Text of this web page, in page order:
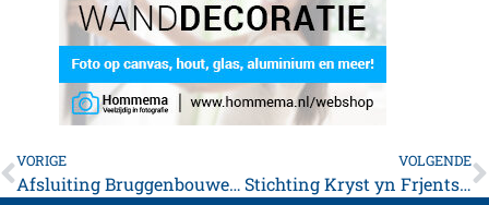
VORIGE
Afsluiting Bruggenbouwersjaar 2024–2025
VOLGENDE
Stichting Kryst yn Frjentsjer presenteert ambachtelijk Krystpakket: lokaal, ambachtelijk én voor het goede doel